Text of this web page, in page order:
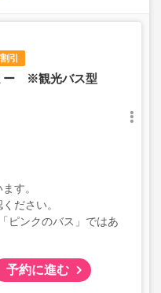
引
ー ※観光バス型
す。
ださい。
ピンクのバス」ではあ
予約に進む